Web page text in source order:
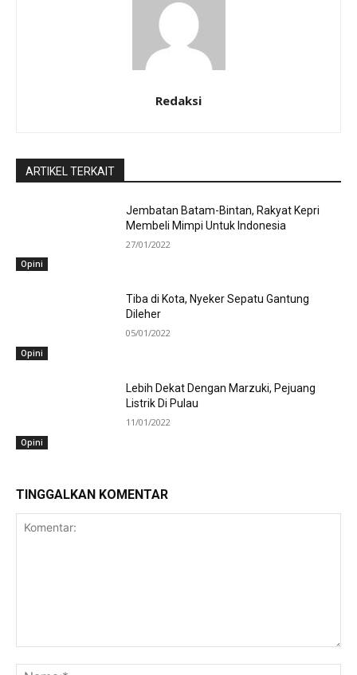
Redaksi
ARTIKEL TERKAIT
Opini
Jembatan Batam-Bintan, Rakyat Kepri
Membeli Mimpi Untuk Indonesia
27/01/2022
Opini
Tiba di Kota, Nyeker Sepatu Gantung
Dileher
05/01/2022
Opini
Lebih Dekat Dengan Marzuki, Pejuang
Listrik Di Pulau
11/01/2022
TINGGALKAN KOMENTAR